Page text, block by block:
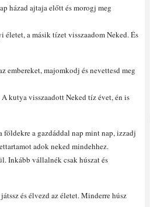
házad ajtaja előtt és morogj meg
a másik tízet visszaadom Neked. És
embereket, majomkodj és nevettesd meg
kutya visszaadott Neked tíz évet, én is
földekre a gazdáddal nap mint nap, izzadj
adok neked mindehhez.
Inkább vállalnék csak húszat és
és élvezd az életet. Minderre húsz